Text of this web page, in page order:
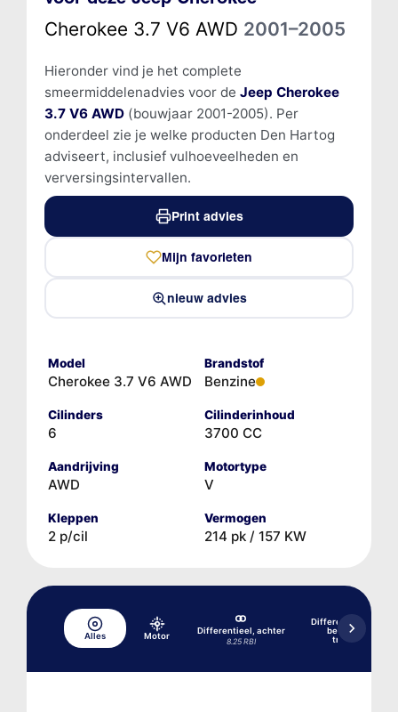
Cherokee 3.7 V6 AWD 2001–2005
Hieronder vind je het complete
smeermiddelenadvies voor de Jeep Cherokee
3.7 V6 AWD(bouwjaar 2001-2005). Per
onderdeel zie je welke producten Den Hartog
adviseert, inclusief vulhoeveelheden en
verversingsintervallen.
Print advies
Mijn favorieten
nieuw advies
Model
Cherokee 3.7 V6 AWD
Brandstof
Benzine
Cilinders
6
Cilinderinhoud
3700 CC
Aandrijving
AWD
Motortype
V
Kleppen
2 p/cil
Vermogen
214 pk / 157 KW
Alles Motor
Differentieel, achter
8.25 RBI
Differentieel,
beperkte slip,
trekhaakpakket